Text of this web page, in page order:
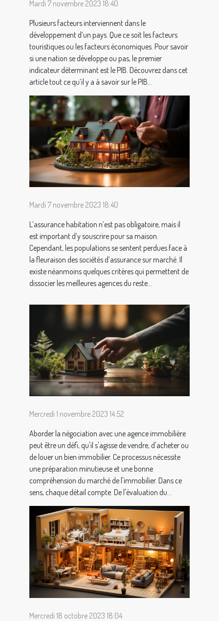
Mardi 7 novembre 2023 18:40
Plusieurs facteurs interviennent dans le
développement d’un pays. Que ce soit les facteurs
touristiques ou les facteurs économiques. Pour savoir
si une nation se développe ou pas, le premier
indicateur déterminant est le PIB. Découvrez dans cet
article tout ce qu’il y a à savoir sur le PIB...
Mardi 7 novembre 2023 18:40
L’assurance habitation n’est pas obligatoire, mais il
est important d’y souscrire pour sa maison.
Cependant, les populations se sentent perdues face à
la fleuraison des sociétés d’assurance sur marché. Il
existe néanmoins quelques critères qui permettent de
dissocier les meilleures agences du reste...
Mercredi 1 novembre 2023 14:52
Aborder la négociation avec une agence immobilière
peut être un défi, qu'il s'agisse de vendre, d'acheter ou
de louer un bien immobilier. Ce processus nécessite
une préparation minutieuse et une bonne
compréhension du marché de l'immobilier. Dans ce
sens, chaque détail compte. De l'évaluation du...
Mercredi 18 octobre 2023 18:04